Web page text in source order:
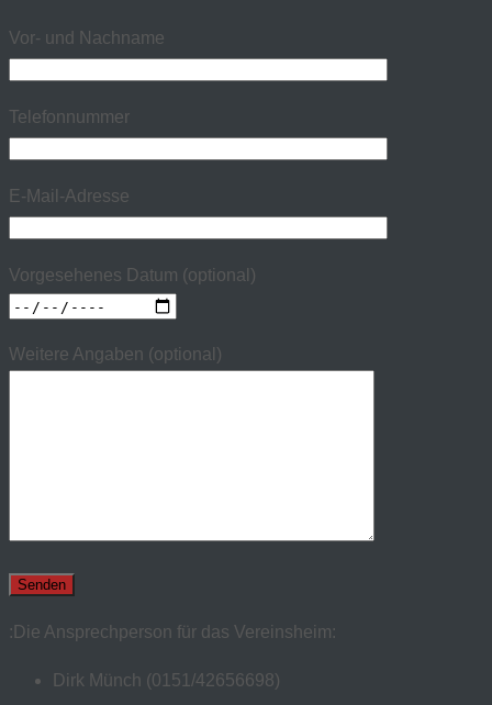
Vor- und Nachname
Telefonnummer
E-Mail-Adresse
Vorgesehenes Datum (optional)
Weitere Angaben (optional)
:Die Ansprechperson für das Vereinsheim:
Dirk Münch (0151/42656698)